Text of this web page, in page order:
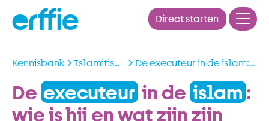
Direct starten
Kennisbank
Islamitisch
De executeur in de islam:
taken?
De executeur in deislam:
wie is hij en wat zijn zijn